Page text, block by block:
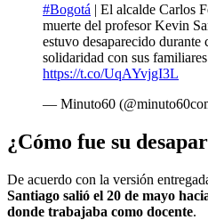
#Bogotá | El alcalde Carlos
muerte del profesor Kevin
estuvo desaparecido durante
solidaridad con sus
https://t.co/UqAYvjgI3L
— Minuto60
¿Cómo fue su
De acuerdo con la versión
Santiago salió el 20 de mayo
donde trabajaba como docente.